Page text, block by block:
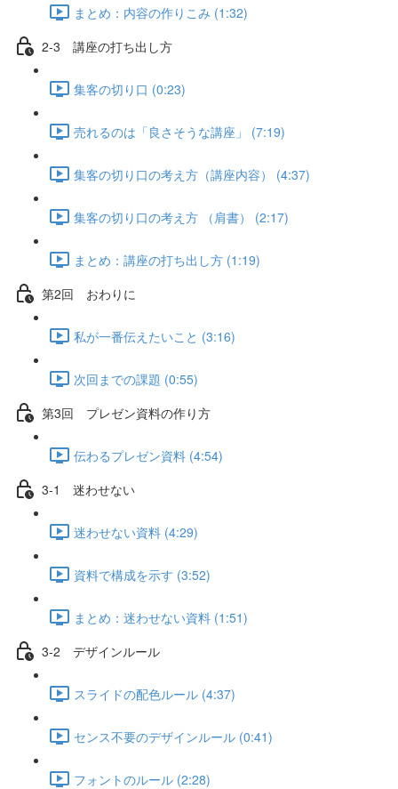
まとめ：内容の作りこみ (1:32)
2-3 講座の打ち出し方
集客の切り口 (0:23)
売れるのは「良さそうな講座」 (7:19)
集客の切り口の考え方（講座内容） (4:37)
集客の切り口の考え方 （肩書） (2:17)
まとめ：講座の打ち出し方 (1:19)
第2回 おわりに
私が一番伝えたいこと (3:16)
次回までの課題 (0:55)
第3回 プレゼン資料の作り方
伝わるプレゼン資料 (4:54)
3-1 迷わせない
迷わせない資料 (4:29)
資料で構成を示す (3:52)
まとめ：迷わせない資料 (1:51)
3-2 デザインルール
スライドの配色ルール (4:37)
センス不要のデザインルール (0:41)
フォントのルール (2:28)